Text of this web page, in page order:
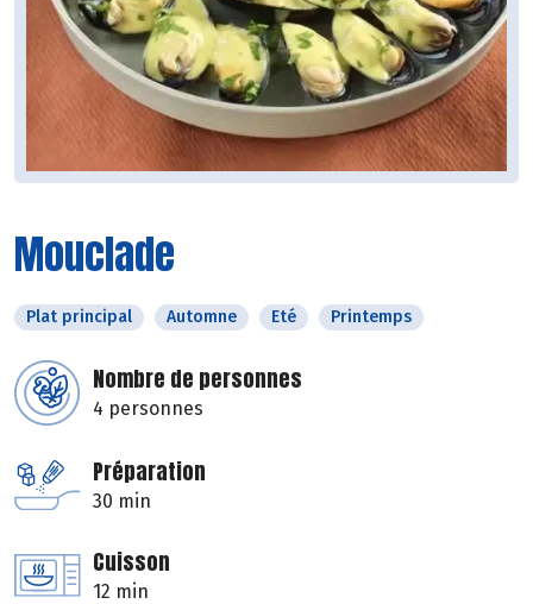
Mouclade
Plat principal Automne Eté Printemps
Nombre de personnes
4 personnes
Préparation
30 min
Cuisson
12 min